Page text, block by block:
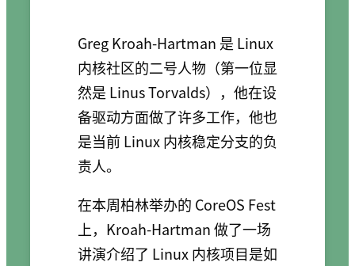
Greg Kroah-Hartman 是 Linux
内核社区的二号人物（第一位显
然是 Linus Torvalds），他在设
备驱动方面做了许多工作，他也
是当前 Linux 内核稳定分支的负
责人。
在本周柏林举办的 CoreOS Fest
上，Kroah-Hartman 做了一场
讲演介绍了 Linux 内核项目是如